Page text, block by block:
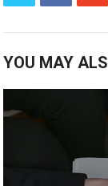
YOU MAY